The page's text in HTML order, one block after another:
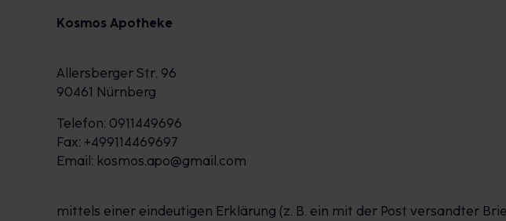
Kosmos Apotheke
Allersberger Str. 96
90461 Nürnberg
Telefon: 0911449696
Fax: +499114469697
Email: kosmos.apo@gmail.com
mittels einer eindeutigen Erklärung (z. B. ein mit der Post versandter